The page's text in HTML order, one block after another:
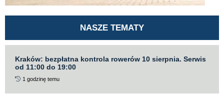
NASZE TEMATY
Kraków: bezpłatna kontrola rowerów 10 sierpnia. Serwis
od 11:00 do 19:00
1 godzinę temu